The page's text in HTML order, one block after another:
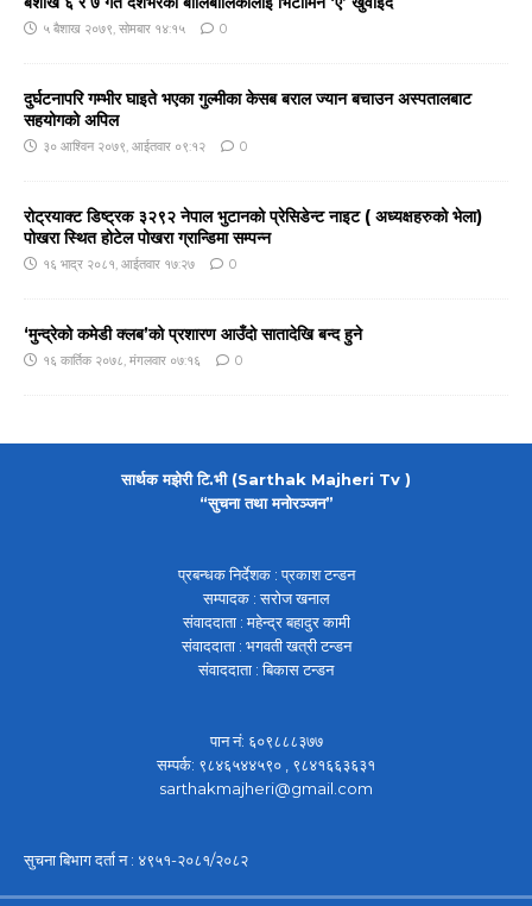
५ बैशाख २०७९, सोमबार १४:१५ 0
दुर्घटनापरि गम्भीर घाइते भएका गुल्मीका केसब बराल ज्यान बचाउन अस्पतालबाट
सहयोगको अपिल
३० आश्विन २०७९, आईतवार ०९:१२ 0
रोट्रयाक्ट डिष्ट्रक ३२९२ नेपाल भुटानको प्रेसिडेन्ट नाइट ( अध्यक्षहरुको भेला)
पोखरा स्थित होटेल पोखरा ग्रान्डिमा सम्पन्न
१६ भाद्र २०८१, आईतवार १७:२७ 0
‘मुन्द्रेको कमेडी क्लब’को प्रशारण आउँदो सातादेखि बन्द हुने
१६ कार्तिक २०७८, मंगलवार ०७:१६ 0
सार्थक मझेरी टि.भी (Sarthak Majheri Tv )
“सुचना तथा मनोरञ्जन”
प्रबन्धक निर्देशक : प्रकाश टन्डन
सम्पादक : सरोज खनाल
संवाददाता : महेन्द्र बहादुर कामी
संवाददाता : भगवती खत्री टन्डन
संवाददाता : बिकास टन्डन
पान नं: ६०९८८८३७७
सम्पर्क: ९८४६५४४५९० , ९८४१६६३६३१
sarthakmajheri@gmail.com
सुचना बिभाग दर्ता न : ४९५१-२०८१/२०८२